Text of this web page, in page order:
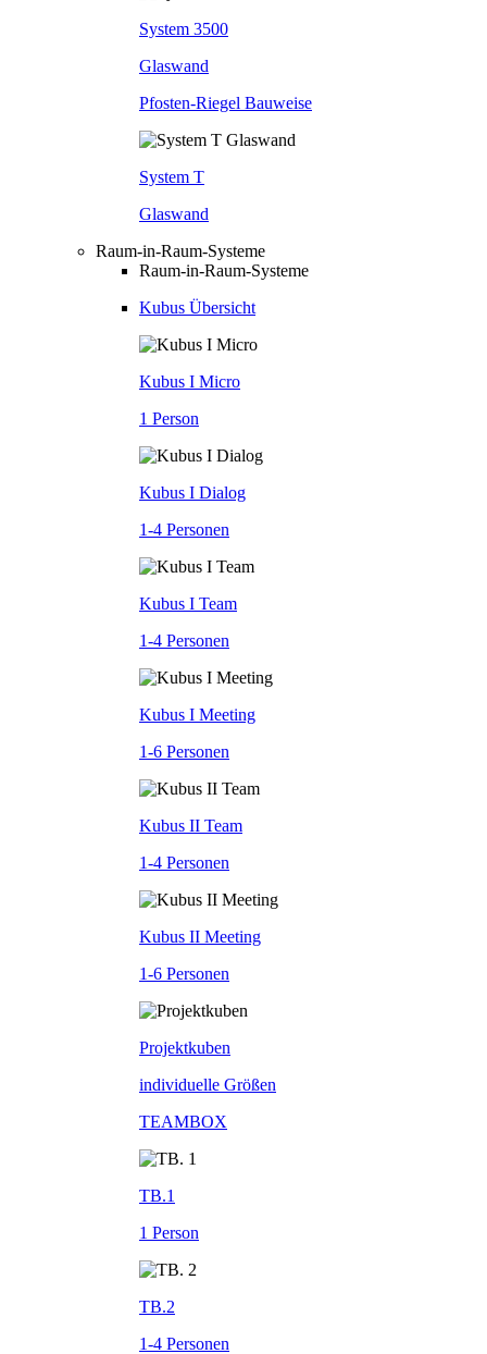
System 3500
Glaswand
Pfosten-Riegel Bauweise
System T
Glaswand
Raum-in-Raum-Systeme
Raum-in-Raum-Systeme
Kubus Übersicht
Kubus I Micro
1 Person
Kubus I Dialog
1-4 Personen
Kubus I Team
1-4 Personen
Kubus I Meeting
1-6 Personen
Kubus II Team
1-4 Personen
Kubus II Meeting
1-6 Personen
Projektkuben
individuelle Größen
TEAMBOX
TB.1
1 Person
TB.2
1-4 Personen